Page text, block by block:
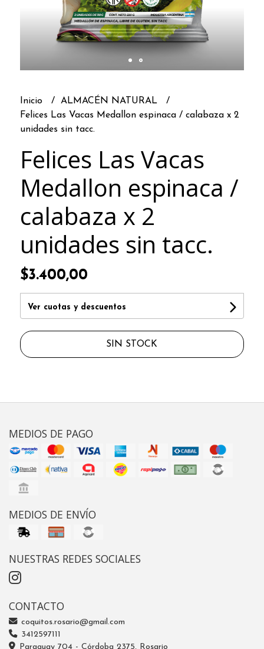
Inicio
ALMACÉN NATURAL
Felices Las Vacas Medallon espinaca / calabaza x 2
unidades sin tacc.
Felices Las Vacas
Medallon espinaca /
calabaza x 2
unidades sin tacc.
$3.400,00
Ver cuotas y descuentos
SIN STOCK
MEDIOS DE PAGO
MEDIOS DE ENVÍO
NUESTRAS REDES SOCIALES
CONTACTO
coquitos.rosario@gmail.com
3412597111
Paraguay 704 - Córdoba 2375, Rosario